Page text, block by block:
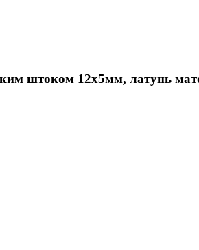
штоком 12х5мм, латунь